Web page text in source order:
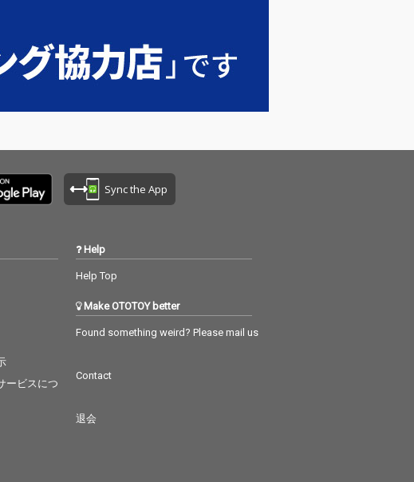
Sync the App
ービスにつ
Help
Help Top
Make OTOTOY better
Found something weird? Please mail us
Contact
退会